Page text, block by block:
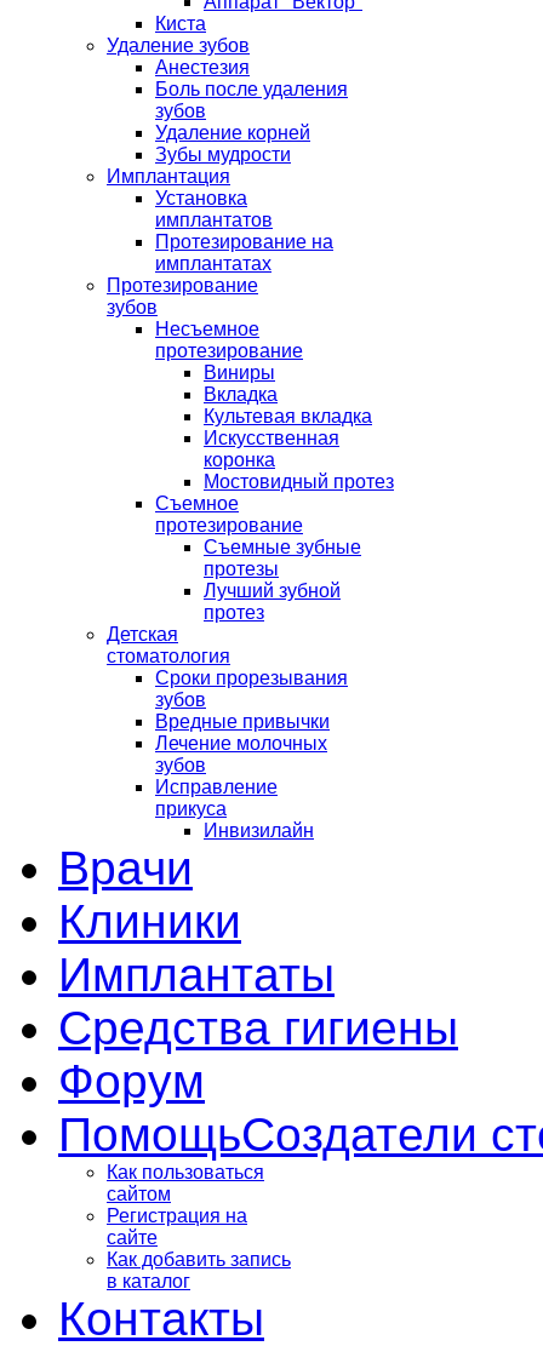
Киста
Удаление зубов
Анестезия
Боль после удаления
зубов
Удаление корней
Зубы мудрости
Имплантация
Установка
имплантатов
Протезирование на
имплантатах
Протезирование
зубов
Несъемное
протезирование
Виниры
Вкладка
Культевая вкладка
Искусственная
коронка
Мостовидный протез
Съемное
протезирование
Съемные зубные
протезы
Лучший зубной
протез
Детская
стоматология
Сроки прорезывания
зубов
Вредные привычки
Лечение молочных
зубов
Исправление
прикуса
Инвизилайн
Врачи
Клиники
Имплантаты
Средства гигиены
Форум
ПомощьСоздатели
Как пользоваться
сайтом
Регистрация на
сайте
Как добавить запись
в каталог
Контакты